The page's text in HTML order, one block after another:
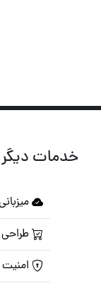
خدمات دیگر
طراحی